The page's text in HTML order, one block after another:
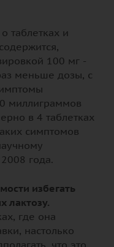
таблетках и
100 мг -
меньше дозы, с
миллиграммов
в 4 таблетках
симптомов
года.
избегать
лактозу.
где она
настолько
что это